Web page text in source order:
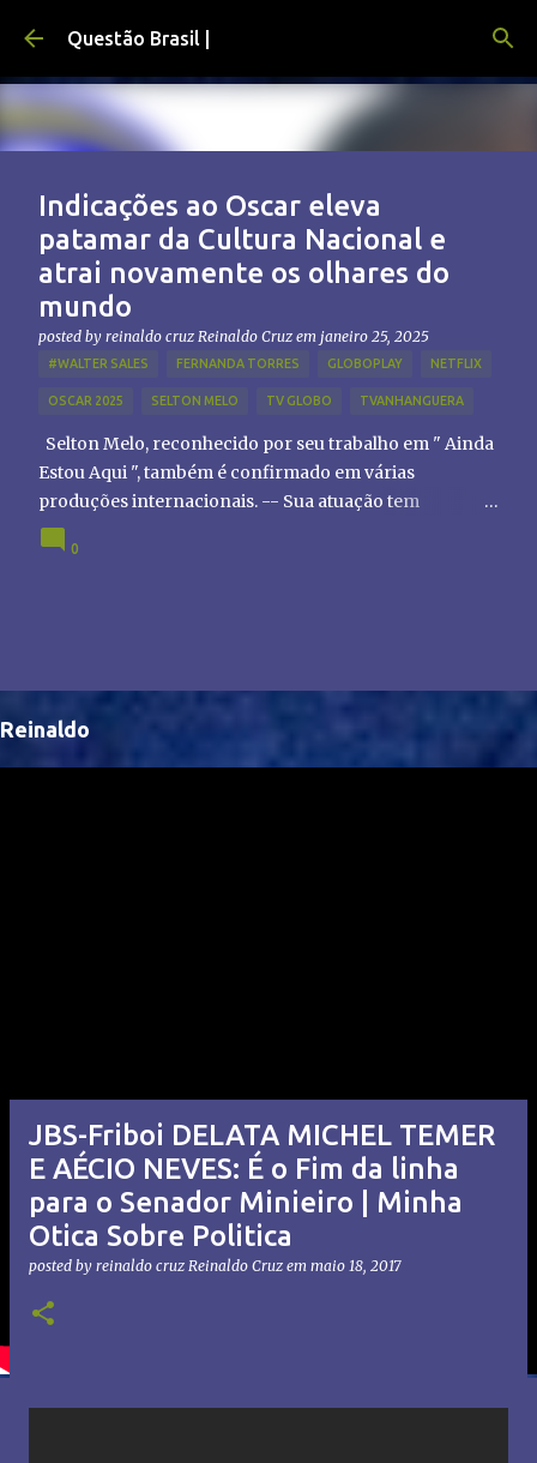
Pular para o conteúdo principal
Questão Brasil |
Indicações ao Oscar eleva
patamar da Cultura Nacional e
atrai novamente os olhares do
mundo
posted by reinaldo cruz Reinaldo Cruz em janeiro 25, 2025
#WALTER SALES FERNANDA TORRES GLOBOPLAY NETFLIX
OSCAR 2025 SELTON MELO TV GLOBO TVANHANGUERA
Selton Melo, reconhecido por seu trabalho em " Ainda
Estou Aqui ", também é confirmado em várias
produções internacionais. -- Sua atuação tem
chamado atenção de diretores e produtores fora do
Brasil, abrindo portas para novas oportunidades no
0
Reinaldo
JBS-Friboi DELATA MICHEL TEMER
E AÉCIO NEVES: É o Fim da linha
para o Senador Minieiro | Minha
Otica Sobre Politica
posted by reinaldo cruz Reinaldo Cruz em maio 18, 2017